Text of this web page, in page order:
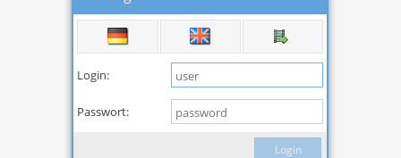
Login:
Passwort:
Login